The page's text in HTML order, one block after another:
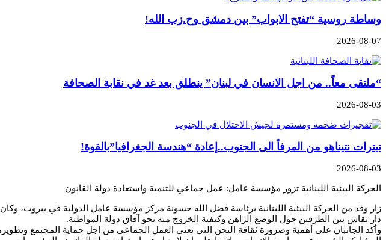
وساطة روسية “تفتح الابواب” بين دمشق وح.زب الله!
2026-08-07
“ملتقى معاً.. من اجل الانسان في لبنان” ينطلق بعد غد في نقابة الصحافة
2026-08-03
نيترات نتيناهو من المرفأ الى الجنوب..إعادة “هندسة الجغرافيا”بالقوة!
2026-08-03
الحركة البيئية اللبنانية تزور مؤسسة عامل: عمل جماعي للتنمية واستعادة دولة القانون
زار وفد من الحركة البيئية اللبنانية برئاسة فضل الله حسونة مركز مؤسسة عامل الدولية في
دار نقاش بين الطرفين حول الوضع الراهن وكيفية الخروج منه نحو آفاق دولة المواطنة.
وأكد الجانبان على أهمية وضرورة ثقافة النحن التي تعني العمل الجماعي من اجل حماية المجتمع